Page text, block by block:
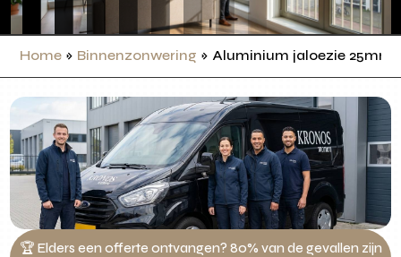
Home » Binnenzonwering » Aluminium jaloezie 25mm
🏆 Elders een offerte ontvangen? 80% van de gevallen zijn